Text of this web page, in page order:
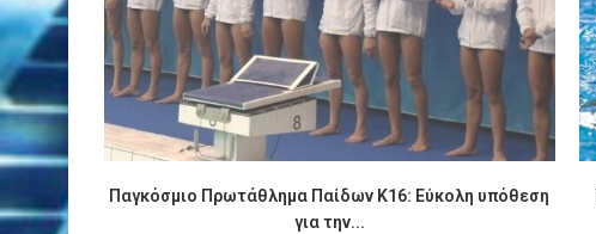
Παγκόσμιο Πρωτάθλημα Παίδων Κ16: Εύκολη υπόθεση
για την...